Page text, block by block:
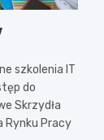
szkolenia IT
do
Skrzydła
Rynku Pracy